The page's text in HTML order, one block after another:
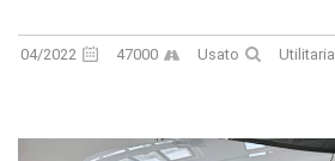
04/2022 47000 Usato Utilitaria